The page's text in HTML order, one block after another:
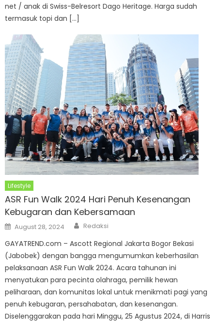
net / anak di Swiss-Belresort Dago Heritage. Harga sudah
termasuk topi dan […]
Lifestyle
ASR Fun Walk 2024 Hari Penuh Kesenangan
Kebugaran dan Kebersamaan
Posted
on
August 28, 2024 Author
Redaksi
GAYATREND.com – Ascott Regional Jakarta Bogor Bekasi
(Jabobek) dengan bangga mengumumkan keberhasilan
pelaksanaan ASR Fun Walk 2024. Acara tahunan ini
menyatukan para pecinta olahraga, pemilik hewan
peliharaan, dan komunitas lokal untuk menikmati pagi yang
penuh kebugaran, persahabatan, dan kesenangan.
Diselenggarakan pada hari Minggu, 25 Agustus 2024, di Harris